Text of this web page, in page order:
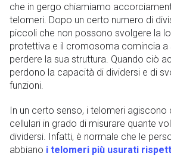
che in gergo chiamiamo
telomeri. Dopo un certo numero di
piccoli che non possono svolgere la
protettiva e il cromosoma comincia a
perdere la sua struttura. Quando ciò
perdono la capacità di dividersi e di
funzioni.
In un certo senso, i telomeri
cellulari in grado di misurare quante
dividersi. Infatti, è normale che le
abbiano i telomeri più usurati